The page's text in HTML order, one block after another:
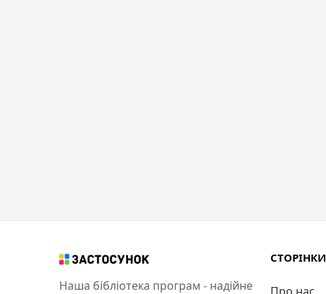
Наша бібліотека програм - надійне
СТОРІНКИ